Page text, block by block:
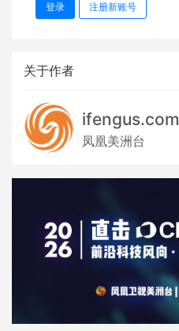
登录 注册新账号
关于作者
ifengus.com
凤凰美洲台